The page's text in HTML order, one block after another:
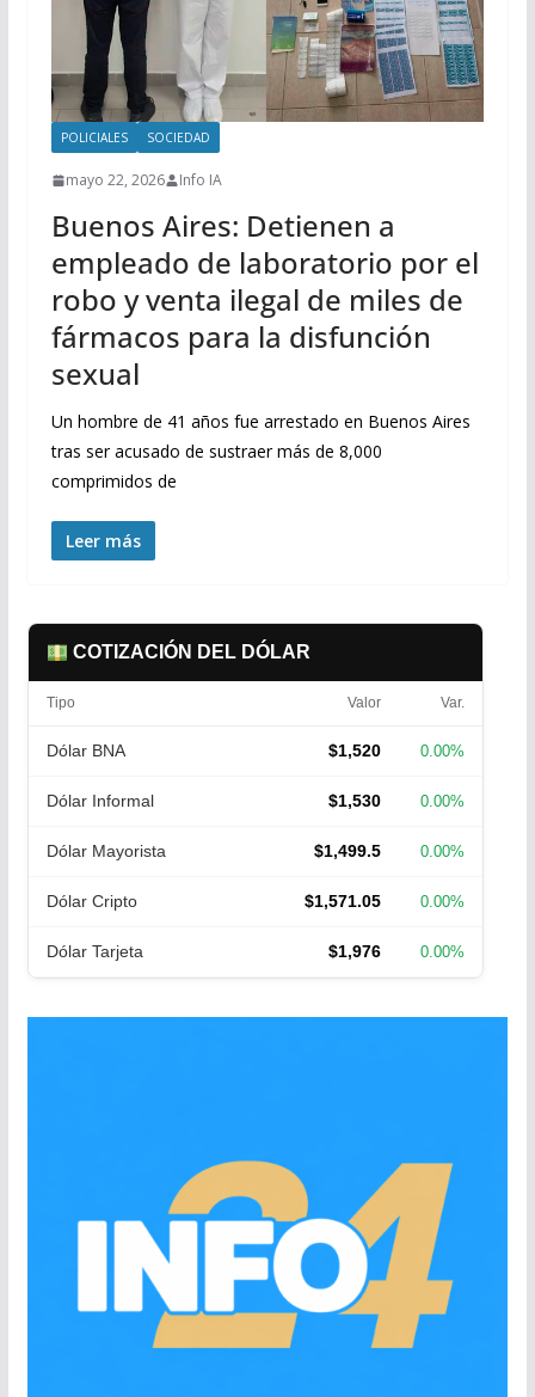
POLICIALES SOCIEDAD
mayo 22, 2026 Info IA
Buenos Aires: Detienen a
empleado de laboratorio por el
robo y venta ilegal de miles de
fármacos para la disfunción
sexual
Un hombre de 41 años fue arrestado en Buenos Aires
tras ser acusado de sustraer más de 8,000
comprimidos de
Leer más
COTIZACIÓN DEL DÓLAR
Tipo Valor Var.
Dólar BNA $1,520 0.00%
Dólar Informal $1,530 0.00%
Dólar Mayorista $1,499.5 0.00%
Dólar Cripto $1,571.05 0.00%
Dólar Tarjeta $1,976 0.00%